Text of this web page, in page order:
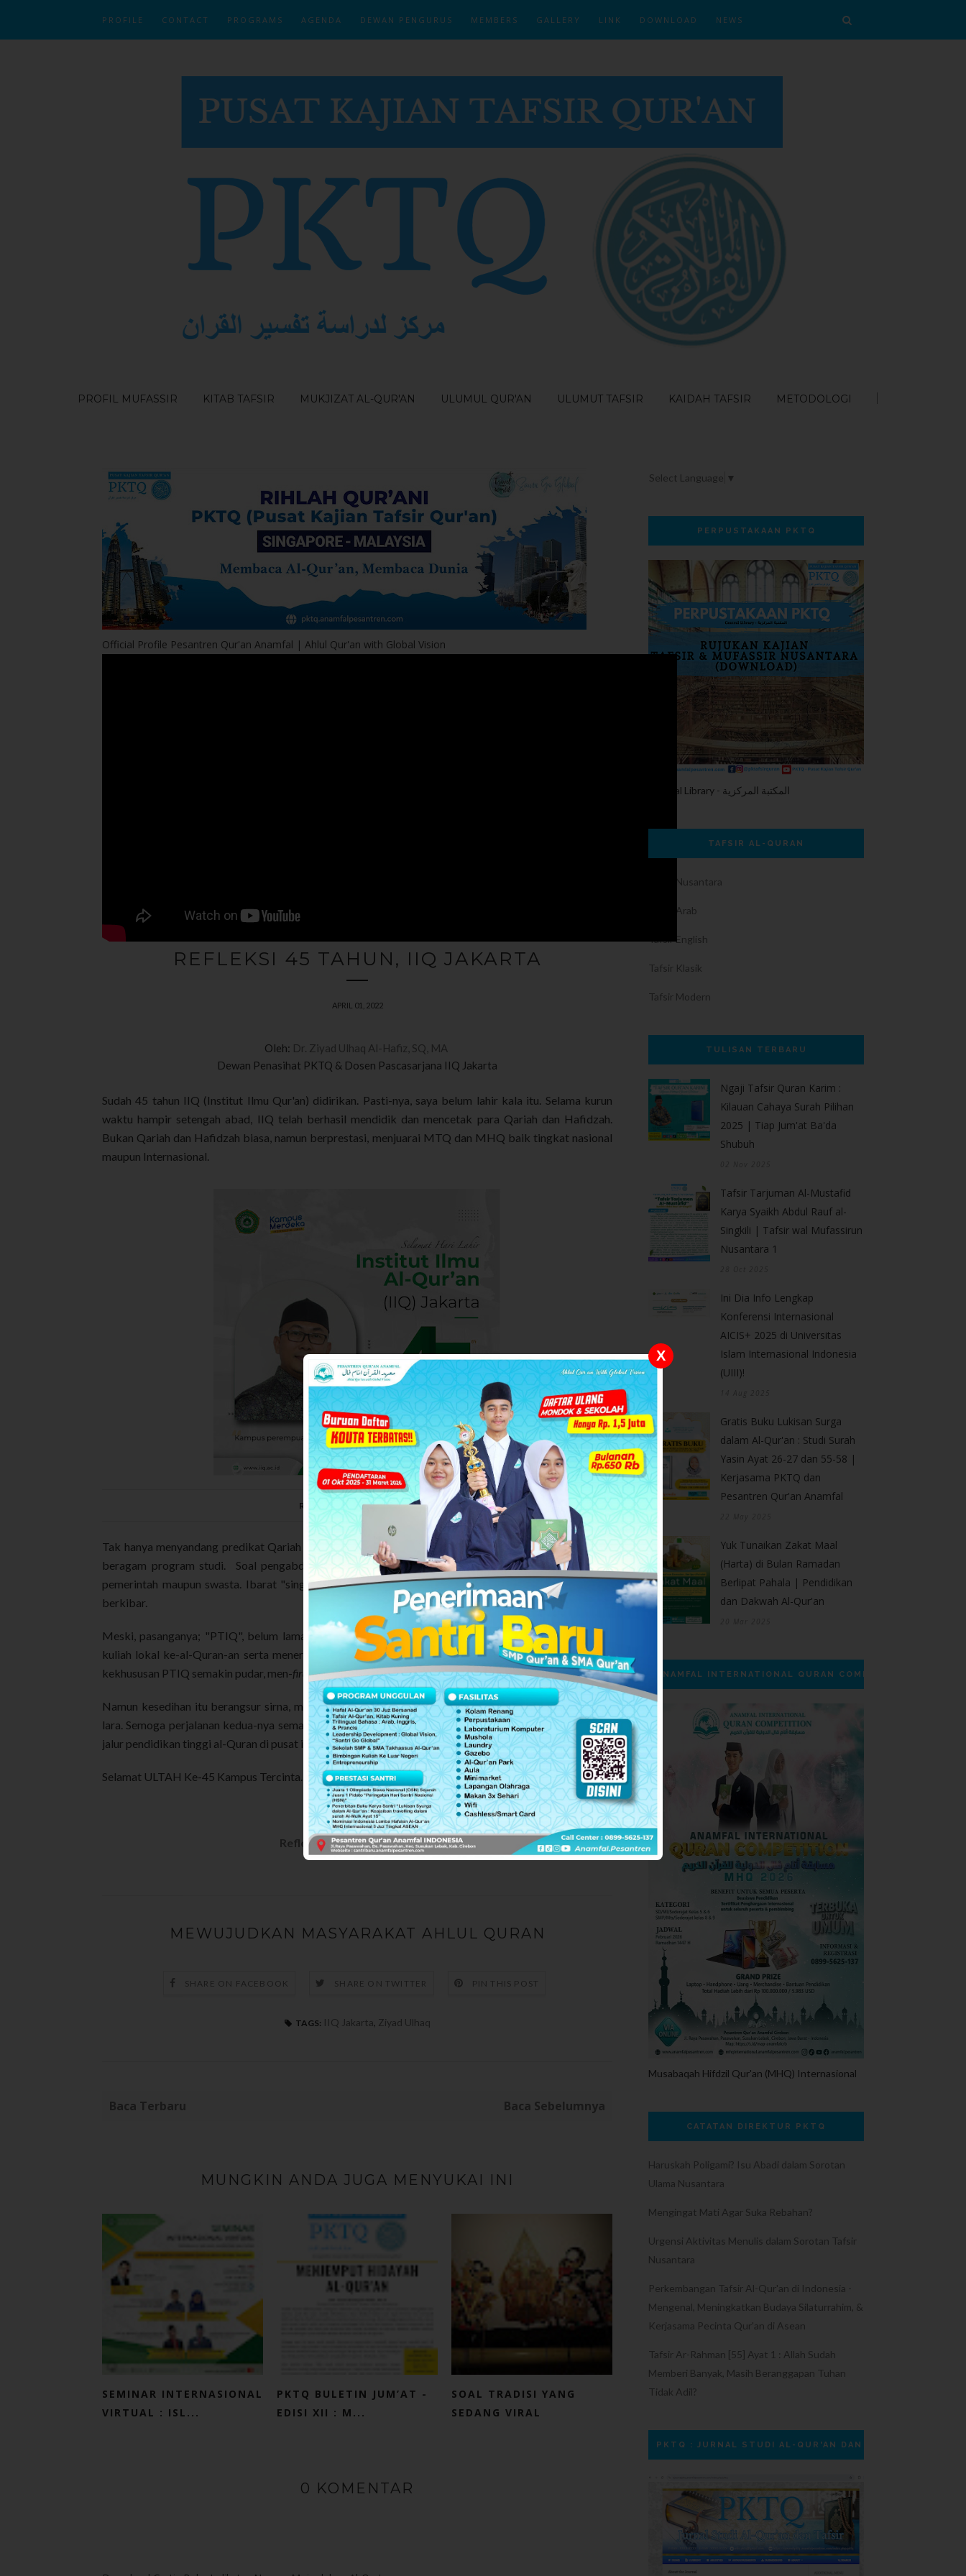
PROFILE CONTACT PROGRAMS AGENDA DEWAN PENGURUS MEMBERS GALLERY LINK DOWNLOAD NEWS
PROFIL MUFASSIR KITAB TAFSIR MUKJIZAT AL-QUR'AN ULUMUL QUR'AN ULUMUT TAFSIR KAIDAH TAFSIR METODOLOGI
Official Profile Pesantren Qur'an Anamfal | Ahlul Qur'an with Global Vision
REFLEKSI 45 TAHUN, IIQ JAKARTA
APRIL 01, 2022
Oleh: Dr. Ziyad Ulhaq Al-Hafiz, SQ, MA
Dewan Penasihat PKTQ & Dosen Pascasarjana IIQ Jakarta
Sudah 45 tahun IIQ (Institut Ilmu Qur'an) didirikan. Pasti-nya, saya belum lahir kala itu. Selama kurun
waktu hampir setengah abad, IIQ telah berhasil mendidik dan mencetak para Qariah dan Hafidzah.
Bukan Qariah dan Hafidzah biasa, namun berprestasi, menjuarai MTQ dan MHQ baik tingkat nasional
maupun Internasional.
Refleksi 45 Tahun, IIQ Jakarta
Tak hanya menyandang predikat Qariah dan Hafidzah saja, namun juga berstatus sarjana strata 1, dari
beragam program studi. Soal pengabdian; lulusan IIQ pun tlah berkiprah di pelbagai bidang, baik
pemerintah maupun swasta. Ibarat "single parent", namun IIQ tetap tegar dan mandiri serta semakin
berkibar.
Meski, pasanganya; "PTIQ", belum lama pindah ke "lain hati". Pengurangan program tahfiz dan mata
kuliah lokal ke-al-Quran-an serta menerima mahasiswi (sebelumnya hanya mahasiswa saja), membuat
kekhususan PTIQ semakin pudar, men-firaqIIQ.
Namun kesedihan itu berangsur sirna, muncul STIQ al-Hikam Depok sebagai pendamping dan pelipur
lara. Semoga perjalanan kedua-nya semakin mesra;Sakinah, MawaddahdanRahmah, tetap konsisten di
jalur pendidikan tinggi al-Quran di pusat ibukota, untuk Nusantara, aamiin...
Selamat ULTAH Ke-45 Kampus Tercinta.
Refleksi 45 Tahun, IIQ Jakarta
MEWUJUDKAN MASYARAKAT AHLUL QURAN
SHARE ON FACEBOOK SHARE ON TWITTER PIN THIS POST
TAGS: IIQ Jakarta, Ziyad Ulhaq
Baca Terbaru Baca Sebelumnya
MUNGKIN ANDA JUGA MENYUKAI INI
SEMINAR INTERNASIONAL
VIRTUAL : ISL...
PKTQ BULETIN JUM’AT -
EDISI XII : M...
SOAL TRADISI YANG
SEDANG VIRAL
0 KOMENTAR
Select Language ▼
PERPUSTAKAAN PKTQ
Central Library - المكتبة المركزية
TAFSIR AL-QURAN
Tafsir Nusantara
Tafsir Arab
Tafsir English
Tafsir Klasik
Tafsir Modern
TULISAN TERBARU
Ngaji Tafsir Quran Karim :
Kilauan Cahaya Surah Pilihan
2025 | Tiap Jum'at Ba'da
Shubuh
Tafsir Tarjuman Al-Mustafid
Karya Syaikh Abdul Rauf al-
Singkili | Tafsir wal Mufassirun
Nusantara 1
Ini Dia Info Lengkap
Konferensi Internasional
AICIS+ 2025 di Universitas
Islam Internasional Indonesia
(UIII)!
Gratis Buku Lukisan Surga
dalam Al-Qur'an : Studi Surah
Yasin Ayat 26-27 dan 55-58 |
Kerjasama PKTQ dan
Pesantren Qur'an Anamfal
Yuk Tunaikan Zakat Maal
(Harta) di Bulan Ramadan
Berlipat Pahala | Pendidikan
dan Dakwah Al-Qur'an
ANAMFAL INTERNATIONAL QURAN COMPETITION | MHQ
Musabaqah Hifdzil Qur'an (MHQ) Internasional
CATATAN DIREKTUR PKTQ
Haruskah Poligami? Isu Abadi dalam Sorotan
Ulama Nusantara
Mengingat Mati Agar Suka Rebahan?
Urgensi Aktivitas Menulis dalam Sorotan Tafsir
Nusantara
Perkembangan Tafsir Al-Qur'an di Indonesia -
Mengenal, Meningkatkan Budaya Silaturrahim, &
Kerjasama Pecinta Qur'an di Asean
Tafsir Ar-Rahman [55] Ayat 1 : Allah Sudah
Memberi Banyak, Masih Beranggapan Tuhan
Tidak Adil?
PKTQ : JURNAL STUDI AL-QUR'AN DAN TAFSIR
X